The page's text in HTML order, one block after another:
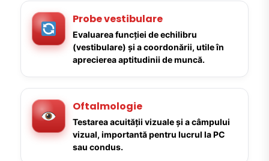
Probe vestibulare
Evaluarea funcției de echilibru
(vestibulare) și a coordonării, utile în
aprecierea aptitudinii de muncă.
Oftalmologie
Testarea acuității vizuale și a câmpului
vizual, importantă pentru lucrul la PC
sau condus.